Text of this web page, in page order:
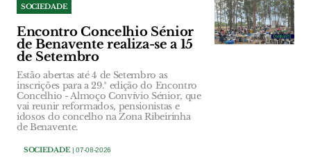
SOCIEDADE
Encontro Concelhio Sénior
de Benavente realiza-se a 15
de Setembro
Estão abertas até 4 de Setembro as
inscrições para a 29.ª edição do Encontro
Concelhio - Almoço Convívio Sénior, que
vai reunir reformados, pensionistas e
idosos do concelho na Zona Ribeirinha
de Benavente.
SOCIEDADE| 07-08-2026